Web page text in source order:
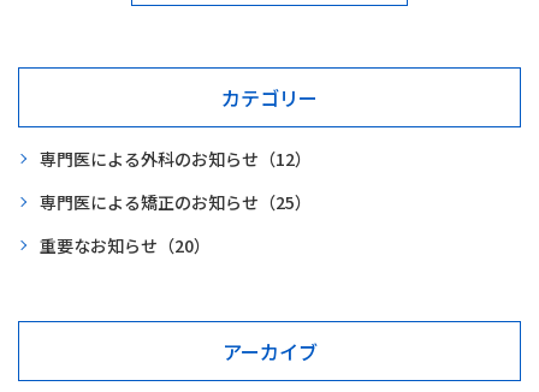
カテゴリー
専門医による外科のお知らせ （12）
専門医による矯正のお知らせ （25）
重要なお知らせ （20）
アーカイブ